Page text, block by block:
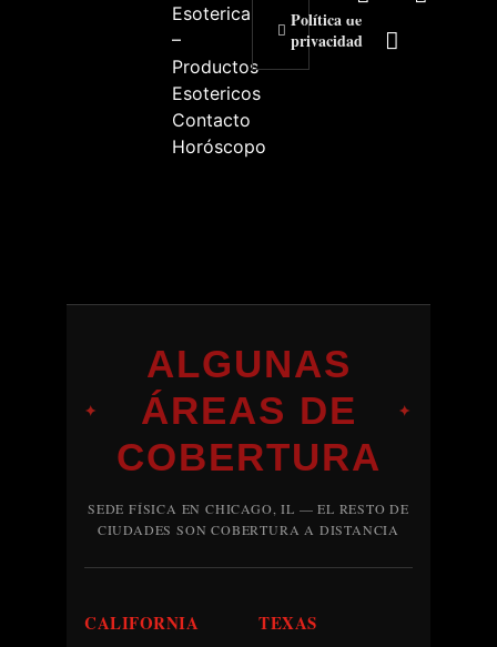
Esoterica
–
Productos
Esotericos
Contacto
Horóscopo
Política de
privacidad
✦
ALGUNAS
ÁREAS DE
COBERTURA
✦
SEDE FÍSICA EN CHICAGO, IL — EL RESTO DE
CIUDADES SON COBERTURA A DISTANCIA
CALIFORNIA TEXAS